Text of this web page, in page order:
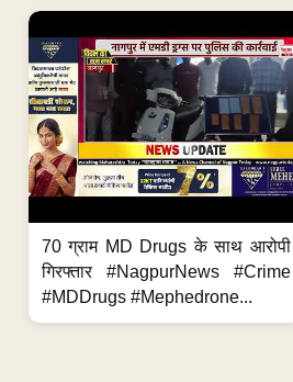
70 ग्राम MD Drugs के साथ आरोपी
गिरफ्तार #NagpurNews #Crime
#MDDrugs #Mephedrone...